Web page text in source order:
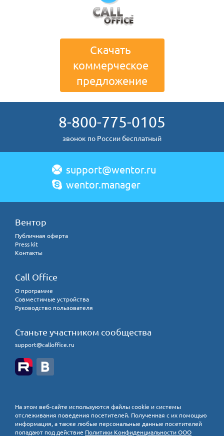
Скачать
коммерческое
предложение
8-800-775-0105
звонок по России бесплатный
support@wentor.ru
wentor.manager
Вентор
Публичная оферта
Press kit
Контакты
Call Office
О программе
Совместимые устройства
Руководство пользователя
Станьте участником сообщества
support@calloffice.ru
На этом веб-сайте используются файлы cookie и системы
отслеживания поведения посетителей. Полученная с их помощью
информация, а также любые персональные данные посетителей
попадают под действие Политики Конфиденциальности ООО